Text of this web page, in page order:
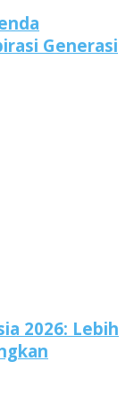
Generasi
2026: Lebih